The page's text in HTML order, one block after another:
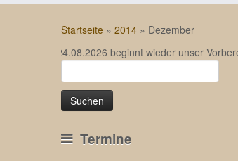
Startseite » 2014 » Dezember
… Am 24.08.2026 beginnt wieder unser
nach:
Termine